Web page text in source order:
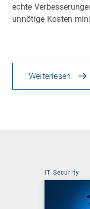
echte
unnötige Kosten
Weiterlesen
IT Security